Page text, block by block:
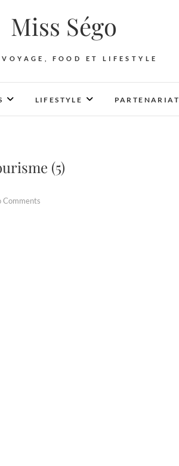
Miss Ségo
FOOD ET LIFESTYLE
LIFESTYLE PARTENARIAT
(5)
Comments